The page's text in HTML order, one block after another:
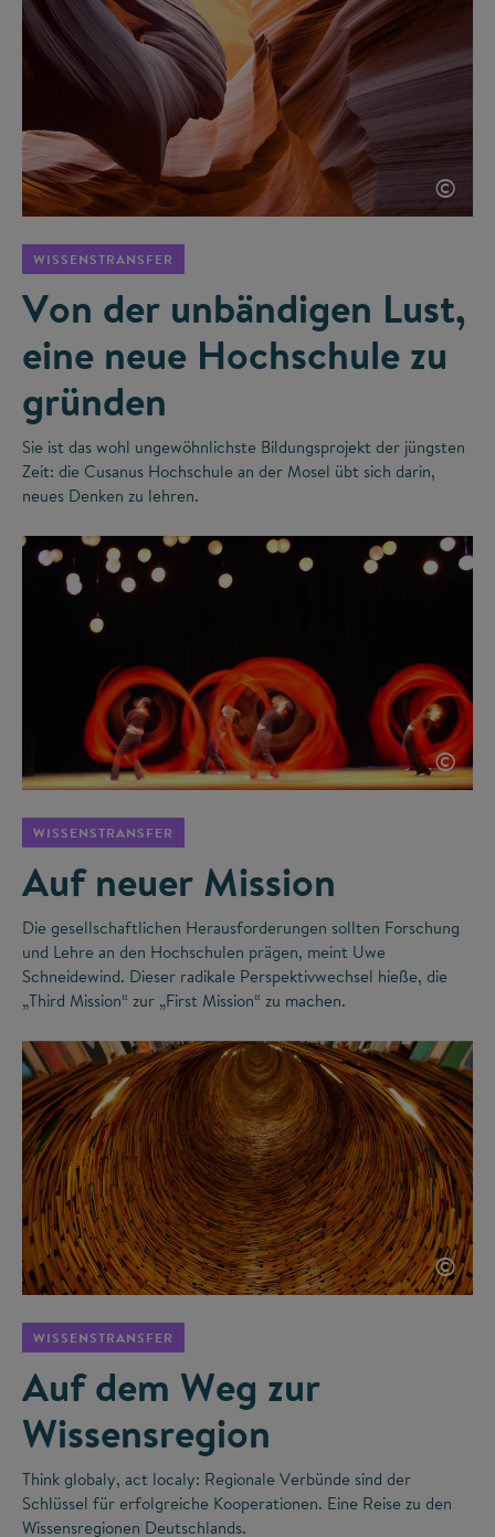
©
WISSENSTRANSFER
Von der unbändigen Lust,
eine neue Hochschule zu
gründen
Sie ist das wohl ungewöhnlichste Bildungsprojekt der jüngsten
Zeit: die Cusanus Hochschule an der Mosel übt sich darin,
neues Denken zu lehren.
©
WISSENSTRANSFER
Auf neuer Mission
Die gesellschaftlichen Herausforderungen sollten Forschung
und Lehre an den Hochschulen prägen, meint Uwe
Schneidewind. Dieser radikale Perspektivwechsel hieße, die
„Third Mission“ zur „First Mission“ zu machen.
©
WISSENSTRANSFER
Auf dem Weg zur
Wissensregion
Think globaly, act localy: Regionale Verbünde sind der
Schlüssel für erfolgreiche Kooperationen. Eine Reise zu den
Wissensregionen Deutschlands.